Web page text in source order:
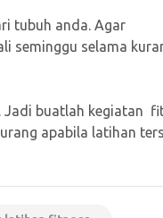
tubuh anda. Agar
seminggu selama
Jadi buatlah kegiatan
apabila latihan